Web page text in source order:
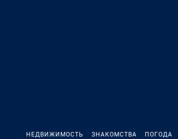
НЕДВИЖИМОСТЬ ЗНАКОМСТВА ПОГОДА